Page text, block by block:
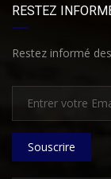
RESTEZ
Restez informé
Souscrire